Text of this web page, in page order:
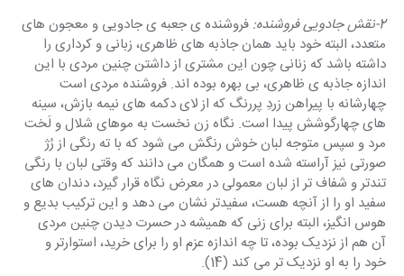
2-نقش جادویی فروشنده:
فروشنده ی جعبه ی جادویی و معجون های
متعدد، البته خود باید همان جاذبه های ظاهری، زبانی و کرداری را
داشته باشد که زنانی چون این مشتری از داشتن چنین مردی با این
اندازه جاذبه ی ظاهری، بی بهره بوده اند. فروشنده مردی است
چهارشانه با پیراهن زردِ پررنگ که از لای دکمه های نیمه بازش، سینه
های چهارگوشش پیدا است. نگاه زن نخست به موهای شلال و لَخت
مرد و سپس متوجه لبان خوش رنگش می شود که با ته رنگی از رُژ
صورتی نیز آراسته شده است و همگان می دانند که وقتی لبان با رنگی
تندتر و شفاف تر از لبان معمولی در معرض نگاه قرار گیرد، دندان های
سفید او را از آنچه هست، سفیدتر نشان می دهد و این ترکیب بدیع و
هوس انگیز، البته برای زنی که همیشه در حسرت دیدن چنین مردی
آن هم از نزدیک بوده، تا چه اندازه عزم او را برای خرید، استوارتر و
خود را به او نزدیک تر می کند (14).